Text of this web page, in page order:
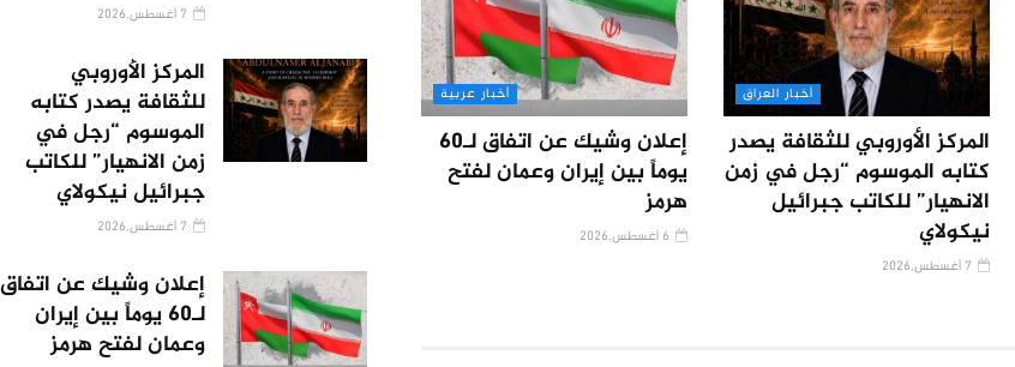
أخبار العراق
المركز الأوروبي للثقافة يصدر
كتابه الموسوم “رجل في زمن
الانهيار” للكاتب جبرائيل
نيكولاي
أخبار عربية
إعلان وشيك عن اتفاق لـ60
يوماً بين إيران وعمان لفتح
هرمز
المركز الأوروبي
للثقافة يصدر كتابه
الموسوم “رجل في
زمن الانهيار” للكاتب
جبرائيل نيكولاي
إعلان وشيك عن اتفاق
لـ60 يوماً بين إيران
وعمان لفتح هرمز